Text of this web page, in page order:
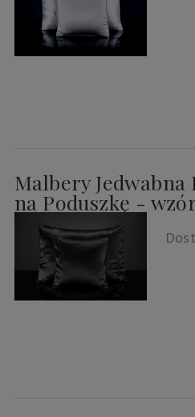
Malbery Jedwabna
na Poduszkę -